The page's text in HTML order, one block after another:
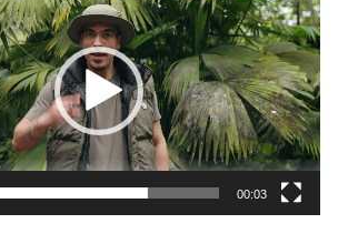
00:03